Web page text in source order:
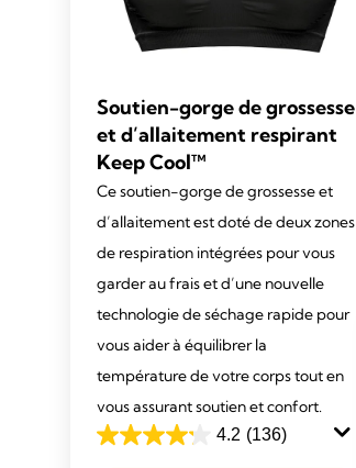
Soutien-gorge de grossesse
et d’allaitement respirant
Keep Cool™
Ce soutien-gorge de grossesse et
d’allaitement est doté de deux zones
de respiration intégrées pour vous
garder au frais et d’une nouvelle
technologie de séchage rapide pour
vous aider à équilibrer la
température de votre corps tout en
vous assurant soutien et confort.
4.2 (136)
4.2